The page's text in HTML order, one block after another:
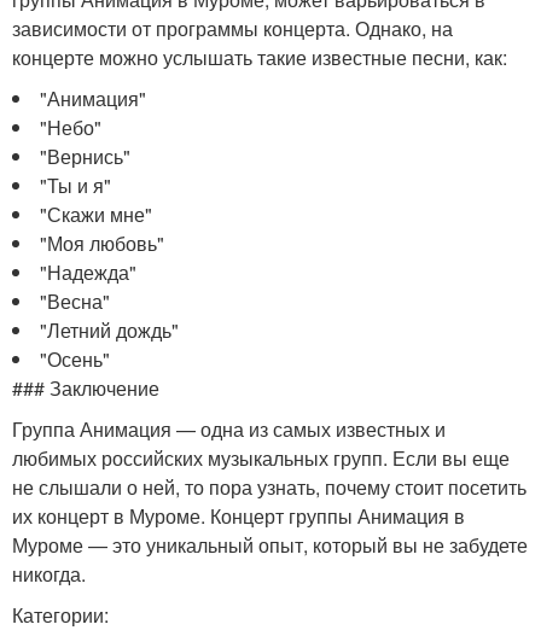
зависимости от программы концерта. Однако, на
концерте можно услышать такие известные песни, как:
"Анимация"
"Небо"
"Вернись"
"Ты и я"
"Скажи мне"
"Моя любовь"
"Надежда"
"Весна"
"Летний дождь"
"Осень"
### Заключение
Группа Анимация — одна из самых известных и
любимых российских музыкальных групп. Если вы еще
не слышали о ней, то пора узнать, почему стоит посетить
их концерт в Муроме. Концерт группы Анимация в
Муроме — это уникальный опыт, который вы не забудете
никогда.
Категории: